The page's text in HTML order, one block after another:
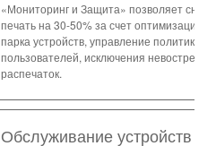
«Мониторинг и Защита» позволяет
печать на 30-50% за счет оптимизации
парка устройств, управление
пользователей, исключения
распечаток.
Обслуживание устройств